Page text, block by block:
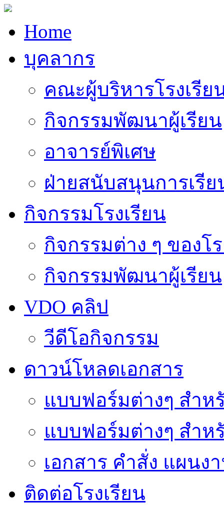
Home
บุคลากร
คณะผู้บริหารโรงเรีย
กิจกรรมพัฒนาผู้เรียน
อาจารย์พิเศษ
ฝ่ายสนับสนุนการเรี
กิจกรรมโรงเรียน
กิจกรรมต่าง ๆ ของโ
กิจกรรมพัฒนาผู้เรียน
VDO คลิป
วีดีโอกิจกรรม
ดาวน์โหลดเอกสาร
แบบฟอร์มต่างๆ สำห
แบบฟอร์มต่างๆ สำห
เอกสาร คำสั่ง แผนง
ติดต่อโรงเรียน